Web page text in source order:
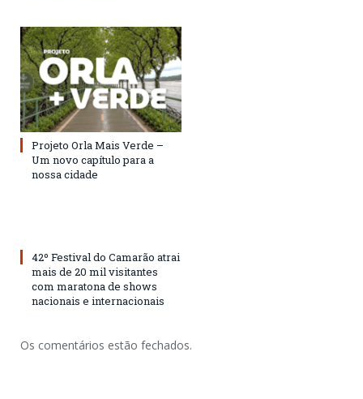
Projeto Orla Mais Verde –
Um novo capítulo para a
nossa cidade
42º Festival do Camarão atrai
mais de 20 mil visitantes
com maratona de shows
nacionais e internacionais
Os comentários estão fechados.